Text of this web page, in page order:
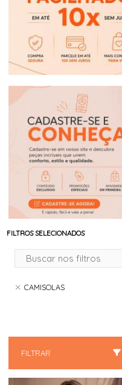
FILTROS SELECIONADOS
CAMISOLAS
FILTRAR